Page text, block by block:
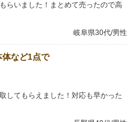
らいました！まとめて売ったので高
岐阜県30代/男性
など1点で
してもらえました！対応も早かった